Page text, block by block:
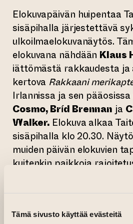
Tämä sivusto käyttää evästeitä
Elokuvapäivän huipentaa
sisäpihalla järjestettävä
ulkoilmaelokuvanäytös.
elokuvana nähdään Klaus
iättömästä rakkaudesta ja
kertova Rakkaani
Irlannissa ja sen
Cosmo, Bríd Brennan ja
Walker. Elokuva alkaa
sisäpihalla klo 20.30.
muiden päivän elokuvien
kuitenkin paikkoja
englanninkielinen,
varmasti myös uusia